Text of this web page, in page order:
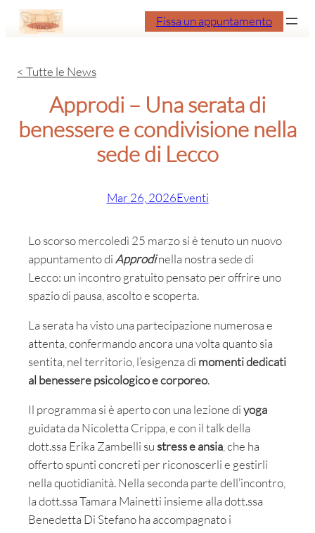
Fissa un appuntamento
< Tutte le News
Approdi – Una serata di
benessere e condivisione nella
sede di Lecco
Mar 26, 2026Eventi
Lo scorso mercoledì 25 marzo si è tenuto un nuovo
appuntamento diApprodinella nostra sede di
Lecco: un incontro gratuito pensato per offrire uno
spazio di pausa, ascolto e scoperta.
La serata ha visto una partecipazione numerosa e
attenta, confermando ancora una volta quanto sia
sentita, nel territorio, l’esigenza di momenti dedicati
al benessere psicologico e corporeo.
Il programma si è aperto con una lezione diyoga
guidata da Nicoletta Crippa, e con il talk della
dott.ssa Erika Zambelli sustress e ansia, che ha
offerto spunti concreti per riconoscerli e gestirli
nella quotidianità. Nella seconda parte dell’incontro,
la dott.ssa Tamara Mainetti insieme alla dott.ssa
Benedetta Di Stefano ha accompagnato i